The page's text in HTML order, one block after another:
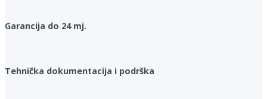
Garancija do 24 mj.
Tehnička dokumentacija i podrška